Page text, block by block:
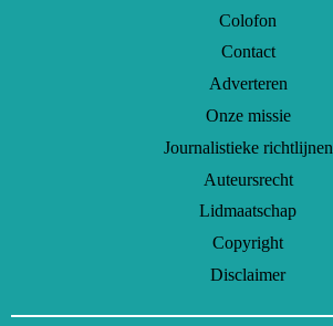
Colofon
Contact
Adverteren
Onze missie
Journalistieke richtlijnen
Auteursrecht
Lidmaatschap
Copyright
Disclaimer